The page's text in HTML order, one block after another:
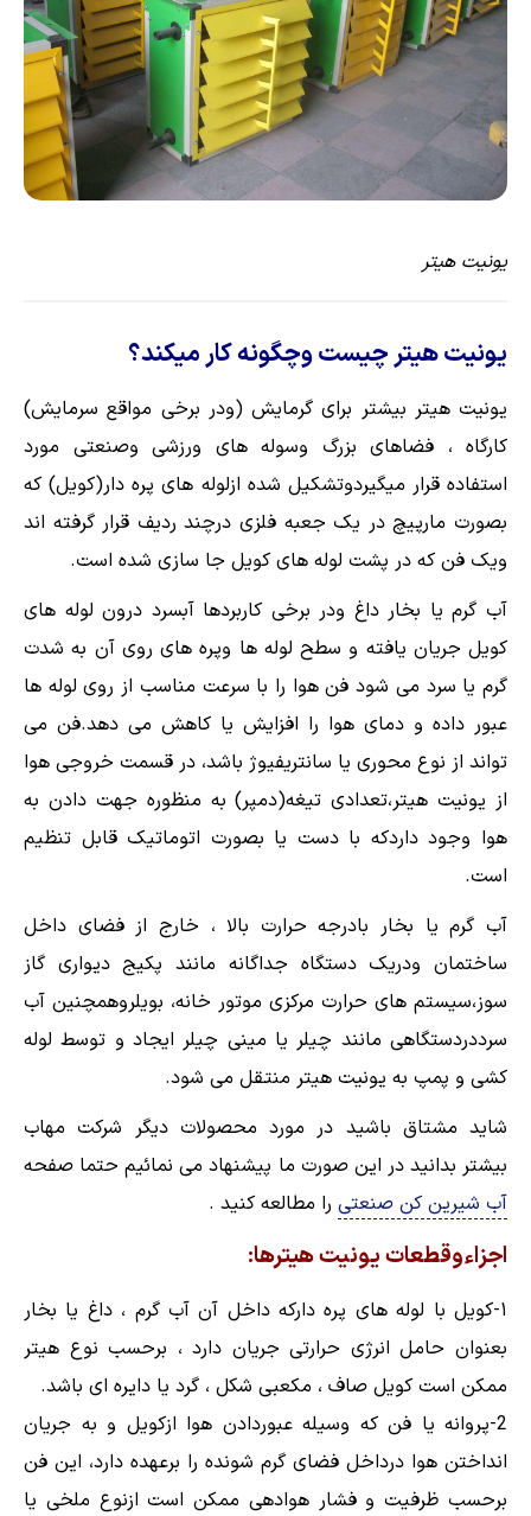
یونیت هیتر
یونیت هیتر چیست وچگونه کار میکند؟
یونیت هیتر بیشتر برای گرمایش (ودر برخی مواقع سرمایش)
کارگاه ، فضاهای بزرگ وسوله های ورزشی وصنعتی مورد
استفاده قرار میگیردوتشکیل شده ازلوله های پره دار(کویل) که
بصورت مارپیچ در یک جعبه فلزی درچند ردیف قرار گرفته اند
ویک فن که در پشت لوله های کویل جا سازی شده است.
آب گرم یا بخار داغ ودر برخی کاربردها آبسرد درون لوله های
کویل جریان یافته و سطح لوله ها وپره های روی آن به شدت
گرم یا سرد می شود فن هوا را با سرعت مناسب از روی لوله ها
عبور داده و دمای هوا را افزایش یا کاهش می دهد.فن می
تواند از نوع محوری یا سانتریفیوژ باشد، در قسمت خروجی هوا
از یونیت هیتر،تعدادی تیغه(دمپر) به منظوره جهت دادن به
هوا وجود داردکه با دست یا بصورت اتوماتیک قابل تنظیم
است.
آب گرم یا بخار بادرجه حرارت بالا ، خارج از فضای داخل
ساختمان ودریک دستگاه جداگانه مانند پکیج دیواری گاز
سوز،سیستم های حرارت مرکزی موتور خانه، بویلروهمچنین آب
سرددردستگاهی مانند چیلر یا مینی چیلر ایجاد و توسط لوله
کشی و پمپ به یونیت هیتر منتقل می شود.
شاید مشتاق باشید در مورد محصولات دیگر شرکت مهاب
بیشتر بدانید در این صورت ما پیشنهاد می نمائیم حتما صفحه
آب شیرین کن صنعتی را مطالعه کنید .
اجزاءوقطعات یونیت هیترها:
۱-کویل با لوله های پره دارکه داخل آن آب گرم ، داغ یا بخار
بعنوان حامل انرژی حرارتی جریان دارد ، برحسب نوع هیتر
ممکن است کویل صاف ، مکعبی شکل ، گرد یا دایره ای باشد.
2-پروانه یا فن که وسیله عبوردادن هوا ازکویل و به جریان
انداختن هوا درداخل فضای گرم شونده را برعهده دارد، این فن
برحسب ظرفیت و فشار هوادهی ممکن است ازنوع ملخی یا